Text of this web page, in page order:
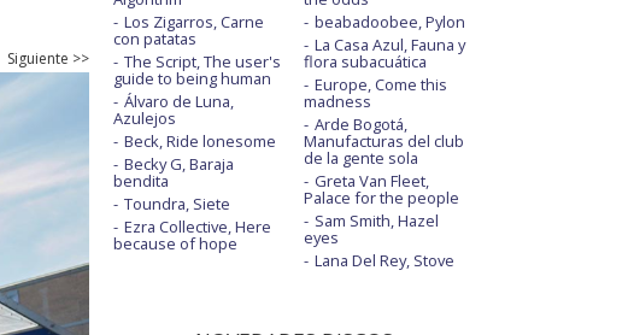
Siguiente >>
Los Zigarros, Carne
con patatas
The Script, The user's
guide to being human
Álvaro de Luna,
Azulejos
Beck, Ride lonesome
Becky G, Baraja
bendita
Toundra, Siete
Ezra Collective, Here
because of hope
beabadoobee, Pylon
La Casa Azul, Fauna y
flora subacuática
Europe, Come this
madness
Arde Bogotá,
Manufacturas del club
de la gente sola
Greta Van Fleet,
Palace for the people
Sam Smith, Hazel
eyes
Lana Del Rey, Stove